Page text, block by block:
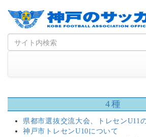
Skip
to
Search
for
4種
県都市選抜交流大会、トレセンU11
神戸市トレセンU10について